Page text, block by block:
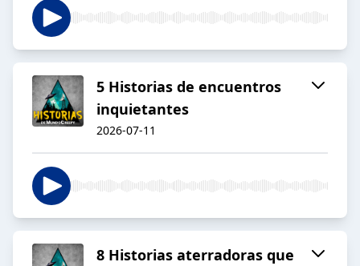
5 Historias de encuentros
inquietantes
2026-07-11
8 Historias aterradoras que